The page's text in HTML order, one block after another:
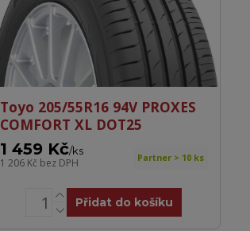
Toyo 205/55R16 94V PROXES
COMFORT XL DOT25
1 459 Kč/ks
1 206 Kč bez DPH Partner > 10 ks
Přidat do košíku